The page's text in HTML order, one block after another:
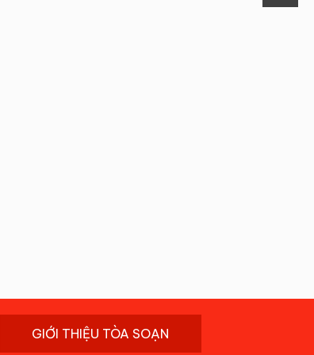
GIỚI THIỆU TÒA SOẠN